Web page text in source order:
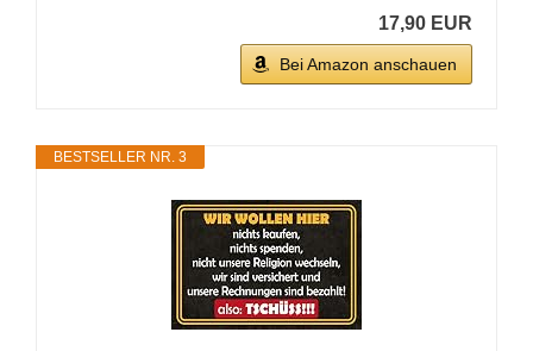
17,90 EUR
Bei Amazon anschauen
BESTSELLER NR. 3